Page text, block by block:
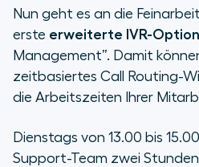
Nun geht es an die
erste erweiterte IVR-Option
Management”. Damit
zeitbasiertes Call Routing-
die Arbeitszeiten Ihrer
Dienstags von 13.00 bis
Support-Team zwei